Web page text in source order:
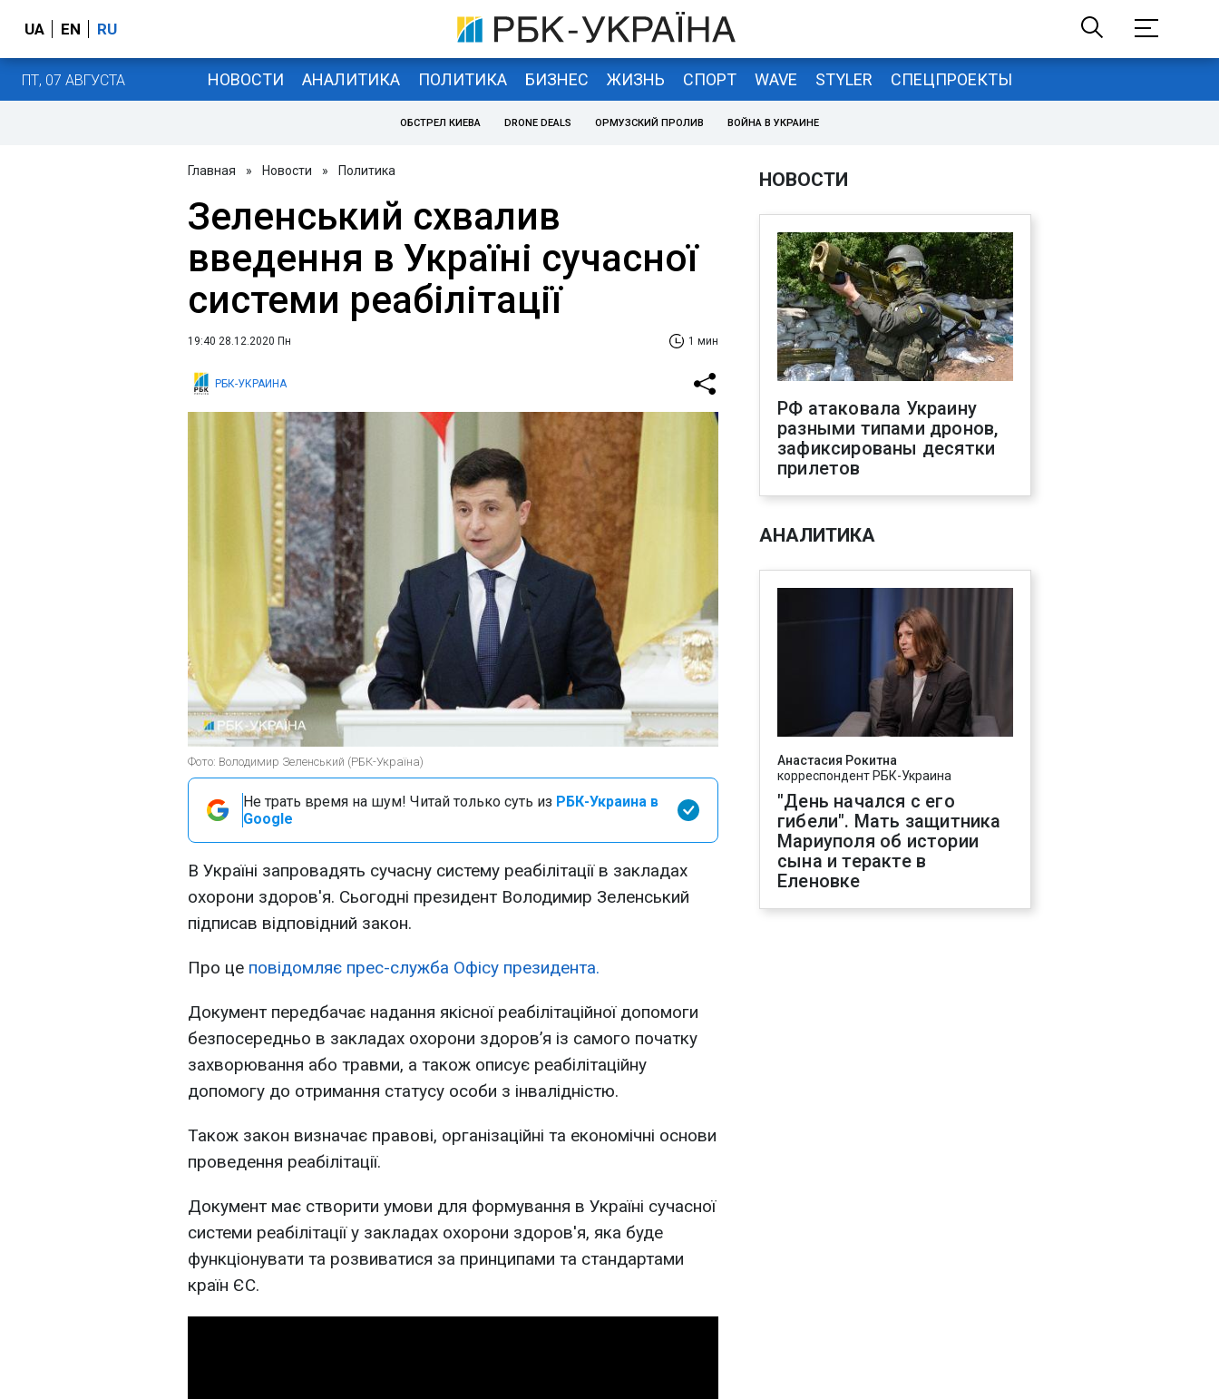
UA EN RU
ПТ, 07 АВГУСТА НОВОСТИ АНАЛИТИКА ПОЛИТИКА БИЗНЕС ЖИЗНЬ СПОРТ WAVE STYLER СПЕЦПРОЕКТЫ
ОБСТРЕЛ КИЕВА DRONE DEALS ОРМУЗСКИЙ ПРОЛИВ ВОЙНА В УКРАИНЕ
Главная » Новости » Политика
Зеленський схвалив
введення в Україні сучасної
системи реабілітації
19:40 28.12.2020 Пн 1 мин
РБК-УКРАИНА
Фото: Володимир Зеленський (РБК-Україна)
Не трать время на шум! Читай только суть из РБК-Украина в
Google
В Україні запровадять сучасну систему реабілітації в закладах
охорони здоров'я. Сьогодні президент Володимир Зеленський
підписав відповідний закон.
Про це повідомляє прес-служба Офісу президента.
Документ передбачає надання якісної реабілітаційної допомоги
безпосередньо в закладах охорони здоров’я із самого початку
захворювання або травми, а також описує реабілітаційну
допомогу до отримання статусу особи з інвалідністю.
Також закон визначає правові, організаційні та економічні основи
проведення реабілітації.
Документ має створити умови для формування в Україні сучасної
системи реабілітації у закладах охорони здоров'я, яка буде
функціонувати та розвиватися за принципами та стандартами
країн ЄС.
НОВОСТИ
РФ атаковала Украину
разными типами дронов,
зафиксированы десятки
прилетов
АНАЛИТИКА
Анастасия Рокитна
корреспондент РБК-Украина
"День начался с его
гибели". Мать защитника
Мариуполя об истории
сына и теракте в
Еленовке